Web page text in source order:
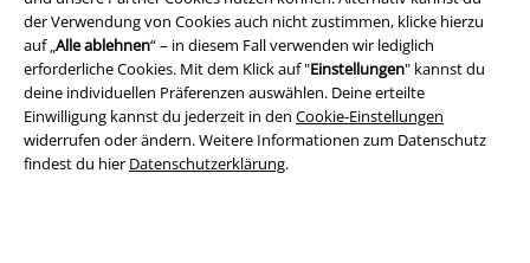
der Verwendung von Cookies auch nicht zustimmen, klicke hierzu
auf „Alle ablehnen“ – in diesem Fall verwenden wir lediglich
erforderliche Cookies. Mit dem Klick auf "Einstellungen" kannst du
deine individuellen Präferenzen auswählen. Deine erteilte
Einwilligung kannst du jederzeit in den Cookie-Einstellungen
widerrufen oder ändern. Weitere Informationen zum Datenschutz
findest du hier Datenschutzerklärung.